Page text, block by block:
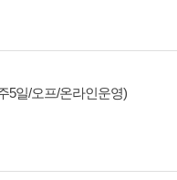
5일/오프/온라인운영)